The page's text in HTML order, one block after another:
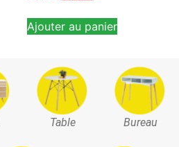
Ajouter au panier
Table Bureau